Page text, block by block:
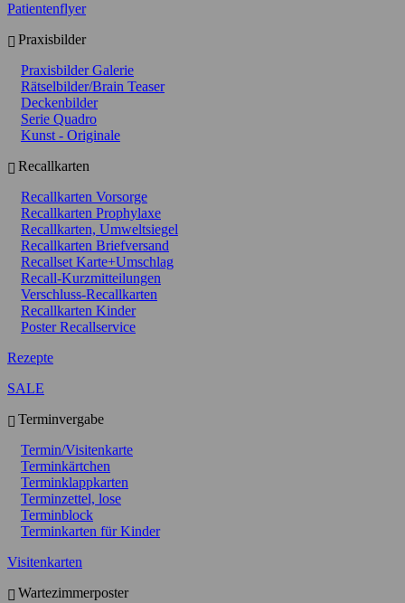
Patientenflyer
Praxisbilder
Praxisbilder Galerie
Rätselbilder/Brain Teaser
Deckenbilder
Serie Quadro
Kunst - Originale
Recallkarten
Recallkarten Vorsorge
Recallkarten Prophylaxe
Recallkarten, Umweltsiegel
Recallkarten Briefversand
Recallset Karte+Umschlag
Recall-Kurzmitteilungen
Verschluss-Recallkarten
Recallkarten Kinder
Poster Recallservice
Rezepte
SALE
Terminvergabe
Termin/Visitenkarte
Terminkärtchen
Terminklappkarten
Terminzettel, lose
Terminblock
Terminkarten für Kinder
Visitenkarten
Wartezimmerposter